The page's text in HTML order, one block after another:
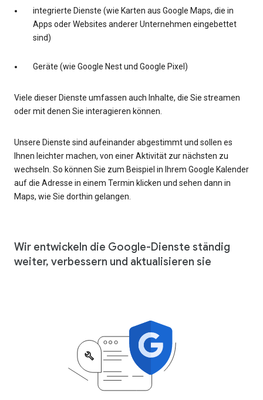
integrierte Dienste (wie Karten aus Google Maps, die in
Apps oder Websites anderer Unternehmen eingebettet
sind)
Geräte (wie Google Nest und Google Pixel)
Viele dieser Dienste umfassen auch Inhalte, die Sie streamen
oder mit denen Sie interagieren können.
Unsere Dienste sind aufeinander abgestimmt und sollen es
Ihnen leichter machen, von einer Aktivität zur nächsten zu
wechseln. So können Sie zum Beispiel in Ihrem Google Kalender
auf die Adresse in einem Termin klicken und sehen dann in
Maps, wie Sie dorthin gelangen.
Wir entwickeln die Google-Dienste ständig
weiter, verbessern und aktualisieren sie